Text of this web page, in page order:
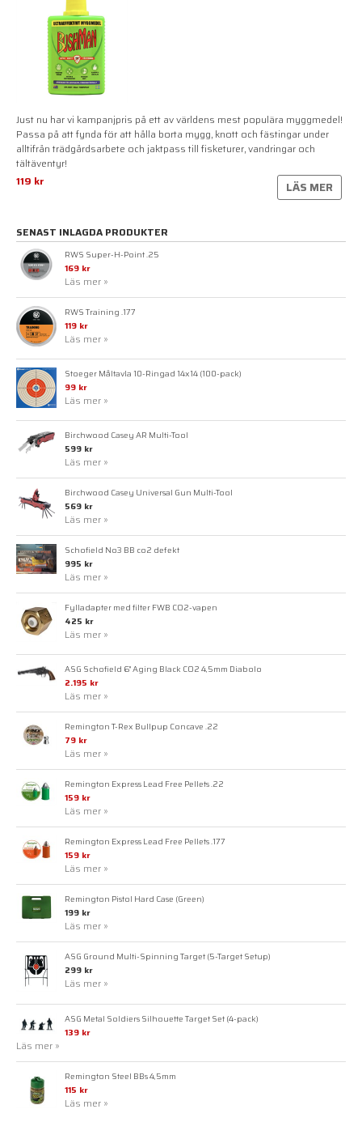
Just nu har vi kampanjpris på ett av världens mest populära myggmedel!
Passa på att fynda för att hålla borta mygg, knott och fästingar under
alltifrån trädgårdsarbete och jaktpass till fisketurer, vandringar och
tältäventyr!
119 kr
LÄS MER
SENAST INLAGDA PRODUKTER
RWS Super-H-Point .25
169 kr
Läs mer »
RWS Training .177
119 kr
Läs mer »
Stoeger Måltavla 10-Ringad 14x14 (100-pack)
99 kr
Läs mer »
Birchwood Casey AR Multi-Tool
599 kr
Läs mer »
Birchwood Casey Universal Gun Multi-Tool
569 kr
Läs mer »
Schofield No3 BB co2 defekt
995 kr
Läs mer »
Fylladapter med filter FWB CO2-vapen
425 kr
Läs mer »
ASG Schofield 6" Aging Black CO2 4,5mm Diabolo
2.195 kr
Läs mer »
Remington T-Rex Bullpup Concave .22
79 kr
Läs mer »
Remington Express Lead Free Pellets .22
159 kr
Läs mer »
Remington Express Lead Free Pellets .177
159 kr
Läs mer »
Remington Pistol Hard Case (Green)
199 kr
Läs mer »
ASG Ground Multi-Spinning Target (5-Target Setup)
299 kr
Läs mer »
ASG Metal Soldiers Silhouette Target Set (4-pack)
139 kr
Läs mer »
Remington Steel BBs 4,5mm
115 kr
Läs mer »